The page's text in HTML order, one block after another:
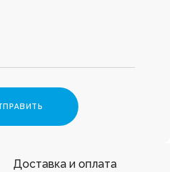
Доставка и оплата